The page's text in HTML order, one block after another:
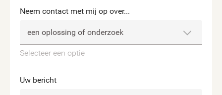
Neem contact met mij op over...
Selecteer een optie
Uw bericht